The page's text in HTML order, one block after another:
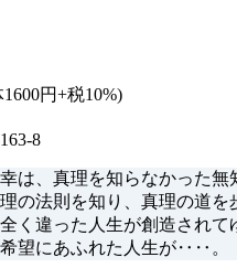
円+税10%)
8
は、真理を知らなかった無
の法則を知り、真理の道を
く違った人生が創造されて
望にあふれた人生が‥‥。